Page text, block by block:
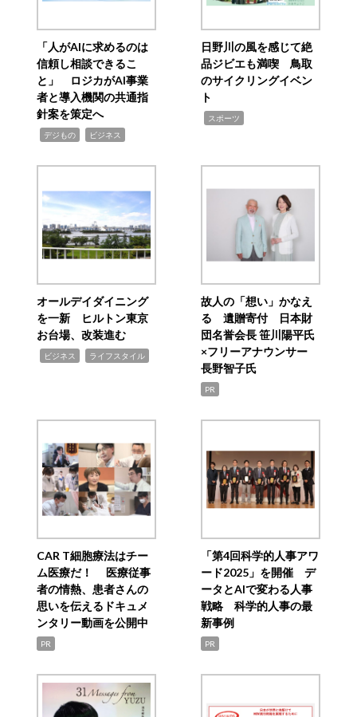
「人がAIに求めるのは
信頼し相談できるこ
と」 ロジカがAI事業
者と導入機関の共通指
針案を策定へ
デジもの ビジネス
日野川の風を感じて絶
品ジビエも満喫 鳥取
のサイクリングイベン
ト
スポーツ
オールデイダイニング
を一新 ヒルトン東京
お台場、改装進む
ビジネス ライフスタイル
故人の「想い」かなえ
る 遺贈寄付 日本財
団名誉会長 笹川陽平氏
×フリーアナウンサー
長野智子氏
PR
CAR T細胞療法はチー
ム医療だ！ 医療従事
者の情熱、患者さんの
思いを伝えるドキュメ
ンタリー動画を公開中
PR
「第4回科学的人事アワ
ード2025」を開催 デ
ータとAIで変わる人事
戦略 科学的人事の最
新事例
PR